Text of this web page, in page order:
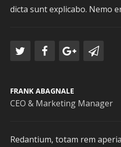
dicta sunt explicabo. Nemo
FRANK ABAGNALE
CEO & Marketing Manager
Redantium, totam rem